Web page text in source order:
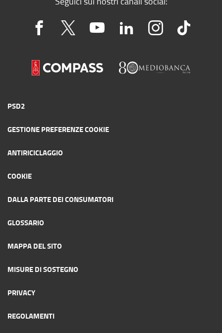
PSD2
GESTIONE PREFERENZE COOKIE
ANTIRICICLAGGIO
COOKIE
DALLA PARTE DEI CONSUMATORI
GLOSSARIO
MAPPA DEL SITO
MISURE DI SOSTEGNO
PRIVACY
REGOLAMENTI